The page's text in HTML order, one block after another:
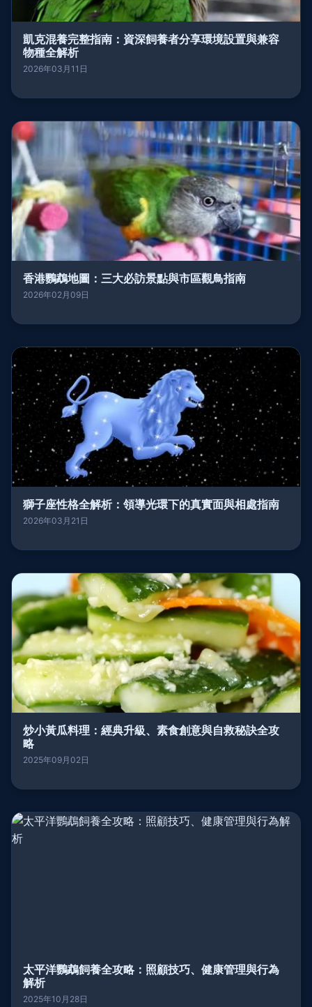
凱克混養完整指南：資深飼養者分享環境設置與兼容
物種全解析
2026年03月11日
香港鸚鵡地圖：三大必訪景點與市區觀鳥指南
2026年02月09日
獅子座性格全解析：領導光環下的真實面與相處指南
2026年03月21日
炒小黃瓜料理：經典升級、素食創意與自救秘訣全攻
略
2025年09月02日
太平洋鸚鵡飼養全攻略：照顧技巧、健康管理與行為
解析
2025年10月28日